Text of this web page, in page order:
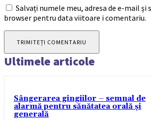
Salvați numele meu, adresa de e-mail și
browser pentru data viitoare i comentariu.
Ultimele articole
Sângerarea gingiilor – semnal de
alarmă pentru sănătatea orală și
generală